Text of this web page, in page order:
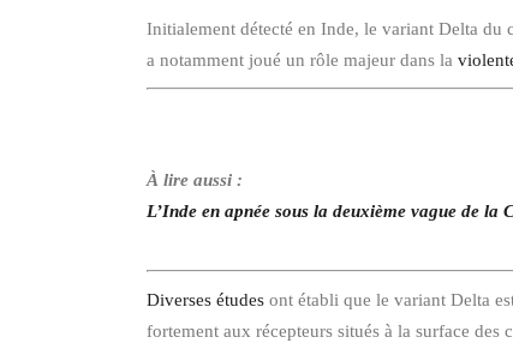
Initialement détecté en Inde, le variant Delta du
a notamment joué un rôle majeur dans la
À lire aussi :
L’Inde en apnée sous la deuxième vague de la
Diverses études ont établi que le variant Delta
fortement aux récepteurs situés à la surface des